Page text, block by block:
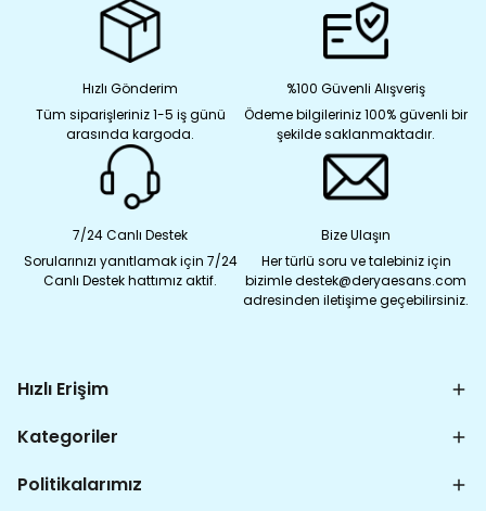
Hızlı Gönderim
Tüm siparişleriniz 1-5 iş günü
arasında kargoda.
%100 Güvenli Alışveriş
Ödeme bilgileriniz 100% güvenli bir
şekilde saklanmaktadır.
7/24 Canlı Destek
Sorularınızı yanıtlamak için 7/24
Canlı Destek hattımız aktif.
Bize Ulaşın
Her türlü soru ve talebiniz için
bizimle destek@deryaesans.com
adresinden iletişime geçebilirsiniz.
Hızlı Erişim
Kategoriler
Politikalarımız